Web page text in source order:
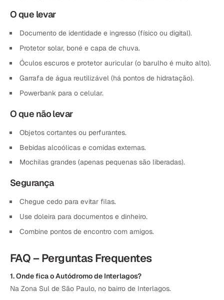
O que levar
Documento de identidade e ingresso (físico ou digital).
Protetor solar, boné e capa de chuva.
Óculos escuros e protetor auricular (o barulho é muito alto).
Garrafa de água reutilizável (há pontos de hidratação).
Powerbank para o celular.
O que não levar
Objetos cortantes ou perfurantes.
Bebidas alcoólicas e comidas externas.
Mochilas grandes (apenas pequenas são liberadas).
Segurança
Chegue cedo para evitar filas.
Use doleira para documentos e dinheiro.
Combine pontos de encontro com amigos.
FAQ – Perguntas Frequentes
1. Onde fica o Autódromo de Interlagos?
Na Zona Sul de São Paulo, no bairro de Interlagos.